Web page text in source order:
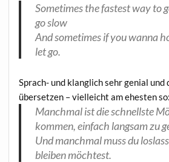
Some­ti­mes the fas­test way to
go slow
And some­ti­mes if you wan­na
let go.
Sprach- und klang­lich sehr geni­al und
über­set­zen – viel­leicht am ehes­ten so:
Manch­mal ist die schnells­te
kom­men, ein­fach lang­sam zu
Und manch­mal muss du
blei­ben möchtest.